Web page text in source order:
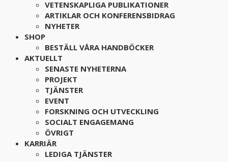
VETENSKAPLIGA PUBLIKATIONER
ARTIKLAR OCH KONFERENSBIDRAG
NYHETER
SHOP
BESTÄLL VÅRA HANDBÖCKER
AKTUELLT
SENASTE NYHETERNA
PROJEKT
TJÄNSTER
EVENT
FORSKNING OCH UTVECKLING
SOCIALT ENGAGEMANG
ÖVRIGT
KARRIÄR
LEDIGA TJÄNSTER